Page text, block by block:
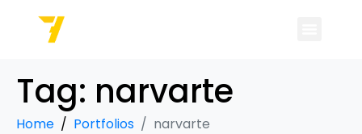
Tag: narvarte
Home Portfolios narvarte